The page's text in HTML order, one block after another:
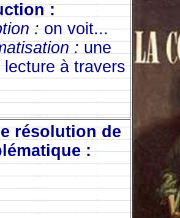
:
:on voit...
:une
lecture à travers
résolution de
: